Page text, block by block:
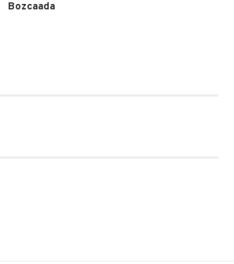
Bozcaada